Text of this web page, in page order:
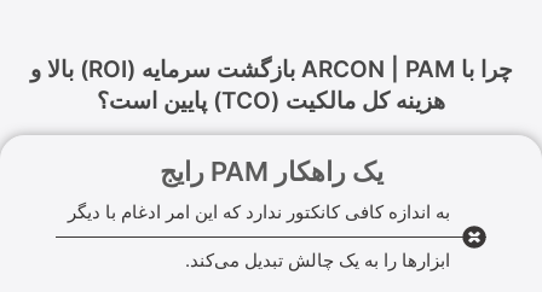
یک راهکار PAM رایج
به اندازه کافی کانکتور ندارد که این امر ادغام با دیگر
ابزارها را به یک چالش تبدیل می‌کند.
چرا با ARCON | PAM بازگشت سرمایه (ROI) بالا و
هزینه کل مالکیت (TCO) پایین است؟